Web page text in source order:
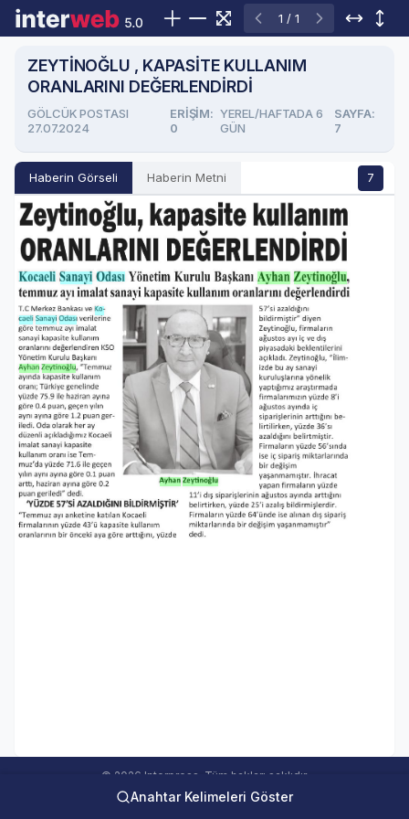
1 / 1
ZEYTİNOĞLU , KAPASİTE KULLANIM
ORANLARINI DEĞERLENDİRDİ
GÖLCÜK POSTASI
27.07.2024
ERIŞIM:
0
YEREL/HAFTADA 6
GÜN
SAYFA:
7
Haberin Görseli Haberin Metni 7
Anahtar Kelimeleri Göster
© 2026 Interpress. Tüm hakları saklıdır.
interweb Online Medya Takip Sistemi Ver 5.00